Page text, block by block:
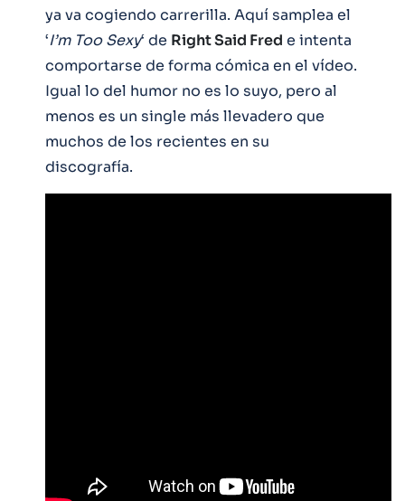
ya va cogiendo carrerilla. Aquí samplea el
‘I’m Too Sexy‘ de Right Said Fred e intenta
comportarse de forma cómica en el vídeo.
Igual lo del humor no es lo suyo, pero al
menos es un single más llevadero que
muchos de los recientes en su
discografía.